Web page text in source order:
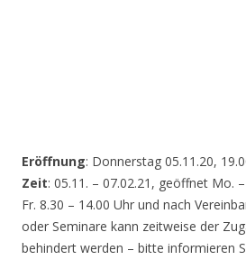
Eröffnung: Donnerstag 05.11.20,
Zeit: 05.11. – 07.02.21, geöffnet Mo.
Fr. 8.30 – 14.00 Uhr und nach
oder Seminare kann zeitweise der
behindert werden – bitte informieren